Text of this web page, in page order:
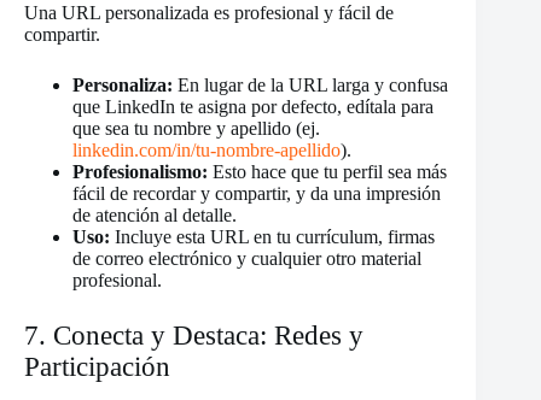
Una URL personalizada es profesional y fácil de
compartir.
Personaliza: En lugar de la URL larga y confusa
que LinkedIn te asigna por defecto, edítala para
que sea tu nombre y apellido (ej.
linkedin.com/in/tu-nombre-apellido).
Profesionalismo: Esto hace que tu perfil sea más
fácil de recordar y compartir, y da una impresión
de atención al detalle.
Uso: Incluye esta URL en tu currículum, firmas
de correo electrónico y cualquier otro material
profesional.
7. Conecta y Destaca: Redes y
Participación